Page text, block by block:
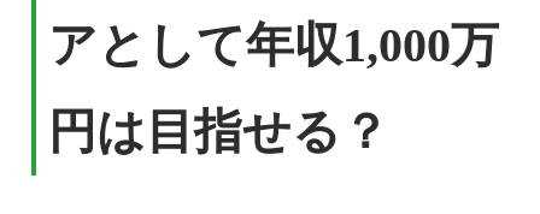
アとして年収1,000万
円は目指せる？